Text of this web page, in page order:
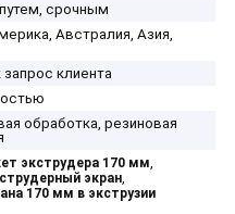
срочным
Австралия, Азия,
запрос клиента
обработка, резиновая
экструдера 170 мм,
экран,
170 мм в экструзии